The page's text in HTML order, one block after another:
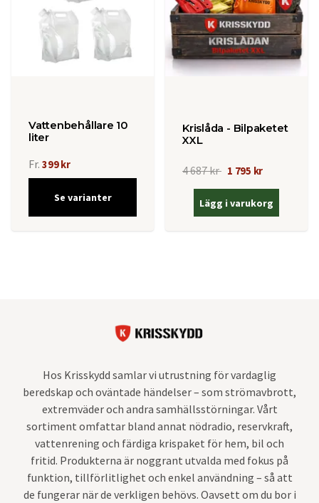
Vattenbehållare 10
liter
Fr. 399 kr
Se varianter
Krislåda - Bilpaketet
XXL
4 687 kr 1 795 kr
Lägg i varukorg
Hos Krisskydd samlar vi utrustning för vardaglig
beredskap och oväntade händelser – som strömavbrott,
extremväder och andra samhällsstörningar. Vårt
sortiment omfattar bland annat nödradio, reservkraft,
vattenrening och färdiga krispaket för hem, bil och
fritid. Produkterna är noggrant utvalda med fokus på
funktion, tillförlitlighet och enkel användning – så att
de fungerar när de verkligen behövs. Oavsett om du bor i